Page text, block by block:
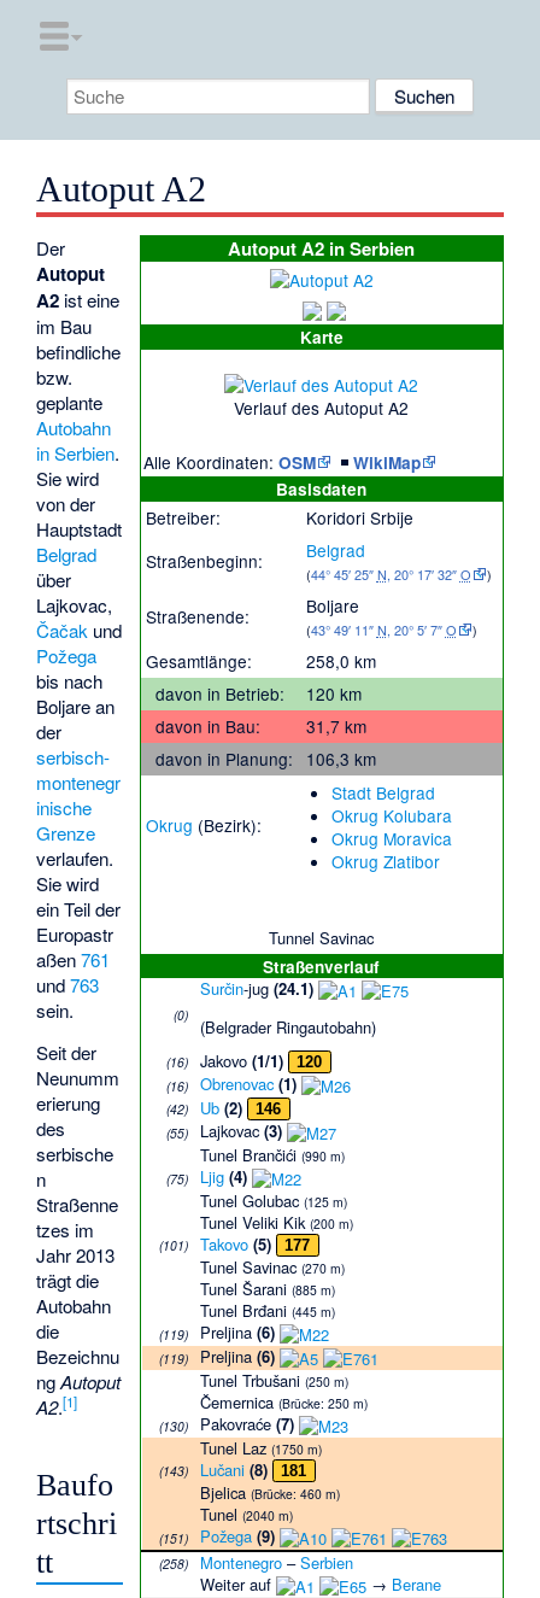
Autoput A2
Autoput A2 in Serbien
Karte
Verlauf des Autoput A2
Alle Koordinaten: OSM |
WikiMap
Basisdaten
Betreiber:
Koridori Srbije
Straßenbeginn:
Belgrad
(44° 45′ 25″N, 20° 17′ 32″O )
Straßenende: Boljare
(43° 49′ 11″N, 20° 5′ 7″O )
Gesamtlänge:
258,0 km
davon in Betrieb:
120 km
davon in Bau:
31,7 km
davon in Planung:
106,3 km
Okrug (Bezirk):
Stadt Belgrad
Okrug Kolubara
Okrug Moravica
Okrug Zlatibor
Tunnel Savinac
Straßenverlauf
(0)
Surčin-jug (24.1)
(Belgrader Ringautobahn)
(16) Jakovo (1/1)
120
(16)
Obrenovac (1)
(42) Ub (2)
146
(55)
Lajkovac (3)
Tunel Brančići (990 m)
(75)
Ljig (4)
Tunel Golubac (125 m)
Tunel Veliki Kik (200 m)
(101)
Takovo (5) 177
Tunel Savinac (270 m)
Tunel Šarani (885 m)
Tunel Brđani (445 m)
(119)
Preljina (6)
(119) Preljina (6)
Tunel Trbušani (250 m)
Čemernica (Brücke: 250 m)
(130)
Pakovraće (7)
Tunel Laz (1750 m)
(143)
Lučani (8) 181
Bjelica (Brücke: 460 m)
Tunel (2040 m)
(151)
Požega (9)
(258) Montenegro–Serbien
Weiter auf
→ Berane
Der
Autoput
A2 ist eine
im Bau
befindliche
bzw.
geplante
Autobahn
in Serbien.
Sie wird
von der
Hauptstadt
Belgrad
über
Lajkovac,
Čačak und
Požega
bis nach
Boljarean
der
serbisch-
montenegr
inische
Grenze
verlaufen.
Sie wird
ein Teil der
Europastr
aßen761
und763
sein.
Seit der
Neunumm
erierung
des
serbische
n
Straßenne
tzes im
Jahr 2013
trägt die
Autobahn
die
Bezeichnu
ngAutoput
A2.[1]
Baufo
rtschri
tt